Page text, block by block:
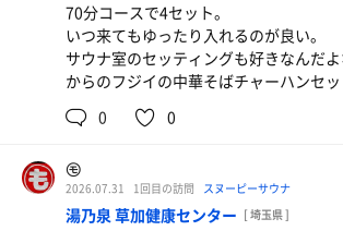
70分コースで4セット。
いつ来てもゆったり入れるのが良い。
サウナ室のセッティングも好きなんだよ
からのフジイの中華そばチャーハンセッ
0
0
㋲
2026.07.31 1回目の訪問 スヌーピーサウナ
湯乃泉 草加健康センター [ 埼玉県 ]